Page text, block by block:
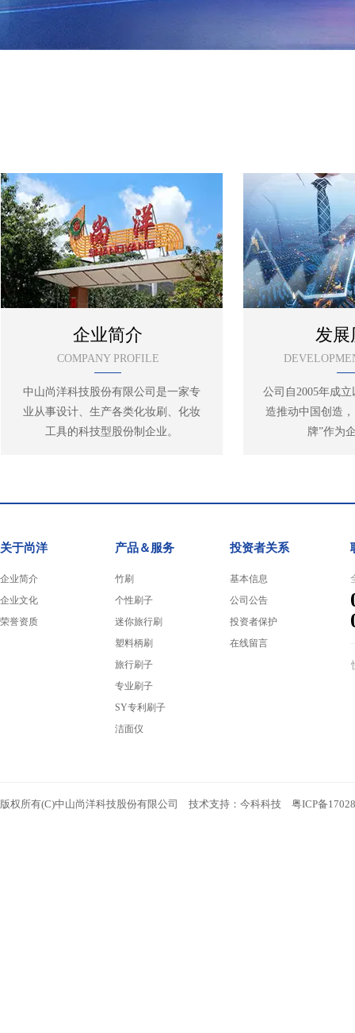
中山尚洋科技股份有限公司是一家专
业从事设计、生产各类化妆刷、化妆
工具的科技型股份制企业。
企业简介
COMPANY PROFILE
公司自2005年成
造推动中国创造
牌”作为
发展
关于尚洋
企业简介
企业文化
荣誉资质
产品＆服务
竹刷
个性刷子
迷你旅行刷
塑料柄刷
旅行刷子
专业刷子
SY专利刷子
洁面仪
投资者关系
基本信息
公司公告
投资者保护
在线留言
版权所有(C)中山尚洋科技股份有限公司 技术支持： 今科科技 粤ICP备